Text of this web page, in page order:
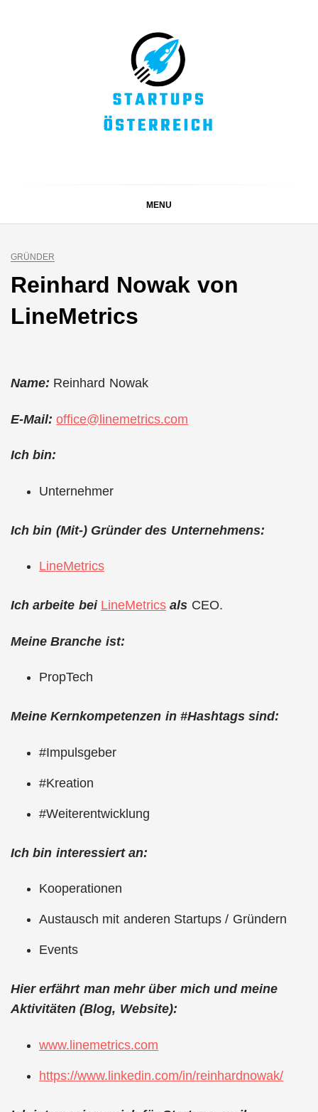
MENU
GRÜNDER
Reinhard Nowak von
LineMetrics
Name: Reinhard Nowak
E-Mail: office@linemetrics.com
Ich bin:
Unternehmer
Ich bin (Mit-) Gründer des Unternehmens:
LineMetrics
Ich arbeite bei LineMetrics als CEO.
Meine Branche ist:
PropTech
Meine Kernkompetenzen in #Hashtags sind:
#Impulsgeber
#Kreation
#Weiterentwicklung
Ich bin interessiert an:
Kooperationen
Austausch mit anderen Startups / Gründern
Events
Hier erfährt man mehr über mich und meine
Aktivitäten (Blog, Website):
www.linemetrics.com
https://www.linkedin.com/in/reinhardnowak/